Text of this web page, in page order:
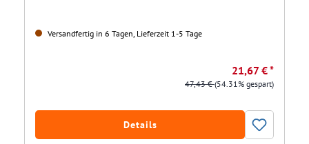
Versandfertig in 6 Tagen, Lieferzeit 1-5 Tage
21,67 € *
47,43 €(54.31% gespart)
Details